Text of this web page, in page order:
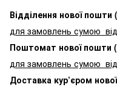
Відділення нової пошти
для замовлень сумою
Поштомат нової пошти
для замовлень сумою
Доставка кур’єром